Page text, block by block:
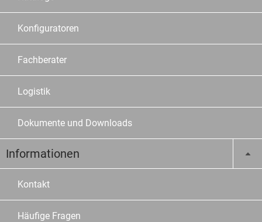
Konfiguratoren
Fachberater
Logistik
Dokumente und Downloads
Informationen
Kontakt
Häufige Fragen